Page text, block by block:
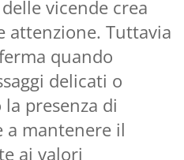
vicende crea
attenzione. Tuttavia
quando
delicati o
presenza di
a mantenere il
ai valori